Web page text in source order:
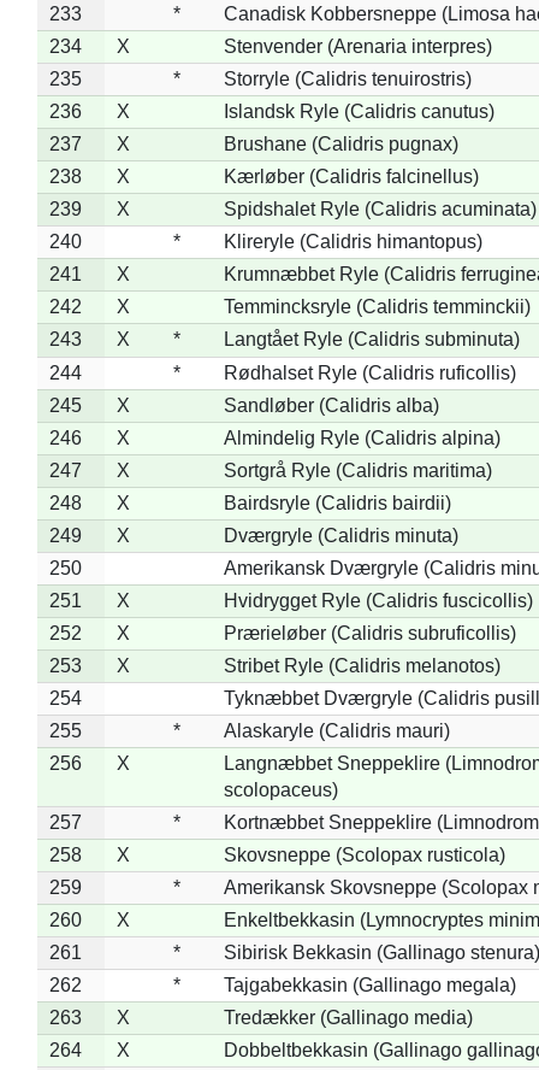
233 *
Canadisk Kobbersneppe (Limosa
234
X
Stenvender (Arenaria interpres)
235
*
Storryle (Calidris tenuirostris)
236
X
Islandsk Ryle (Calidris canutus)
237
X
Brushane (Calidris pugnax)
238
X
Kærløber (Calidris falcinellus)
239
X
Spidshalet Ryle (Calidris acuminata)
240
*
Klireryle (Calidris himantopus)
241
X
Krumnæbbet Ryle (Calidris
242
X
Temmincksryle (Calidris temminckii)
243
X *
Langtået Ryle (Calidris subminuta)
244
*
Rødhalset Ryle (Calidris ruficollis)
245
X
Sandløber (Calidris alba)
246
X
Almindelig Ryle (Calidris alpina)
247
X
Sortgrå Ryle (Calidris maritima)
248
X
Bairdsryle (Calidris bairdii)
249
X
Dværgryle (Calidris minuta)
250
Amerikansk Dværgryle (Calidris
251
X
Hvidrygget Ryle (Calidris fuscicollis)
252
X
Prærieløber (Calidris subruficollis)
253
X
Stribet Ryle (Calidris melanotos)
254
Tyknæbbet Dværgryle (Calidris
255
*
Alaskaryle (Calidris mauri)
256
X
Langnæbbet Sneppeklire
scolopaceus)
257
*
Kortnæbbet Sneppeklire
258
X
Skovsneppe (Scolopax rusticola)
259
*
Amerikansk Skovsneppe (Scolopax
260
X
Enkeltbekkasin (Lymnocryptes
261
*
Sibirisk Bekkasin (Gallinago stenura)
262
*
Tajgabekkasin (Gallinago megala)
263
X
Tredækker (Gallinago media)
264
X
Dobbeltbekkasin (Gallinago